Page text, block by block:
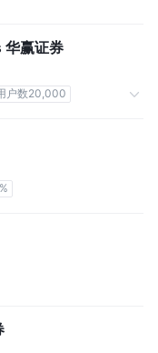
赢证券
户数20,000